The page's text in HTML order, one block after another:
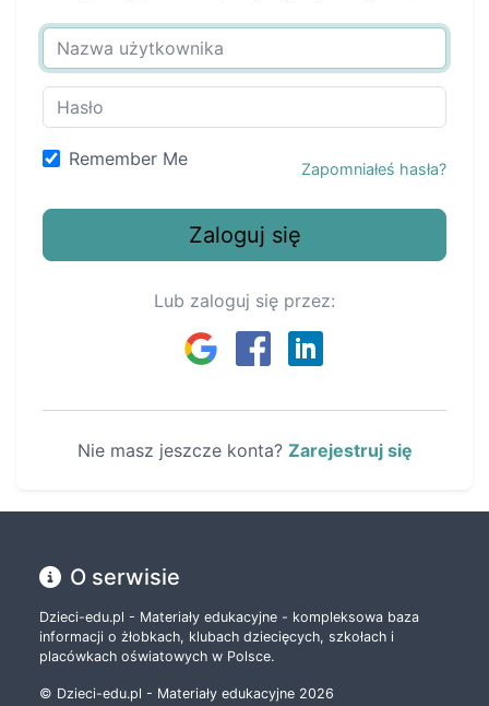
Remember Me Zapomniałeś hasła?
Zaloguj się
Lub zaloguj się przez:
Nie masz jeszcze konta? Zarejestruj się
O serwisie
Dzieci-edu.pl - Materiały edukacyjne - kompleksowa baza
informacji o żłobkach, klubach dziecięcych, szkołach i
placówkach oświatowych w Polsce.
© Dzieci-edu.pl - Materiały edukacyjne 2026